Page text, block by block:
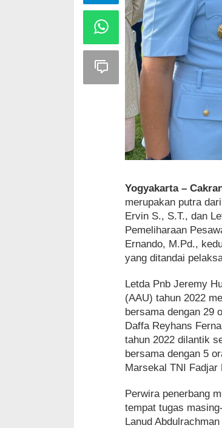
Yogyakarta –
merupakan putra
Ervin S., S.T., dan
Pemeliharaan
Ernando, M.Pd.,
yang ditandai
Letda Pnb Jeremy
(AAU) tahun 2022
bersama dengan 29
Daffa Reyhans
tahun 2022 dilantik
bersama dengan 5
Marsekal TNI Fadjar
Perwira penerbang
tempat tugas
Lanud